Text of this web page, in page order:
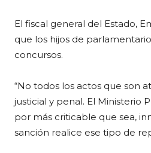
El fiscal general del Estado,
que los hijos de
concursos.
“No todos los actos que son
justicial y penal. El Ministerio
por más criticable que sea,
sanción realice ese tipo de